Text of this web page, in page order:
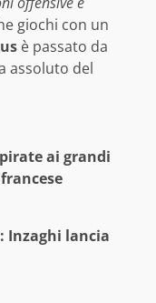
giochi con un
è passato da
assoluto del
ai grandi
Inzaghi lancia